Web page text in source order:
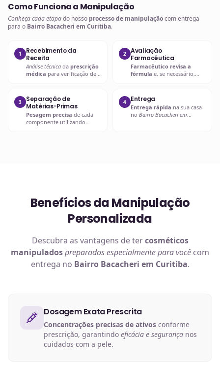
Como Funciona a Manipulação
Conheça cada etapado nosso processo de manipulaçãocom entrega
para o Bairro Bacacheri em Curitiba.
1
Recebimento da
Receita
Análise técnica da prescrição
médica para verificação de
2
Avaliação
Farmacêutica
Farmacêutico revisa a
fórmula e, se necessário,
esclarecimentos.
3
Separação de
Matérias-Primas
Pesagem precisa de cada
componente utilizando
4 Entrega
Entrega rápida na sua casa
no Bairro Bacacheri em
Benefícios da Manipulação
Personalizada
Descubra as vantagens de tercosméticos
manipuladospreparados especialmente para você com
entrega no Bairro Bacacheri em Curitiba.
Dosagem Exata Prescrita
Concentrações precisas de ativos conforme
prescrição, garantindo eficácia e segurança nos
cuidados com a pele.